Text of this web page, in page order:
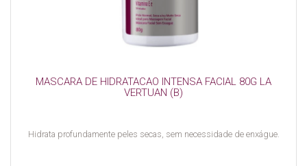
MASCARA DE HIDRATACAO INTENSA FACIAL 80G LA
VERTUAN (B)
Hidrata profundamente peles secas, sem necessidade de enxágue.